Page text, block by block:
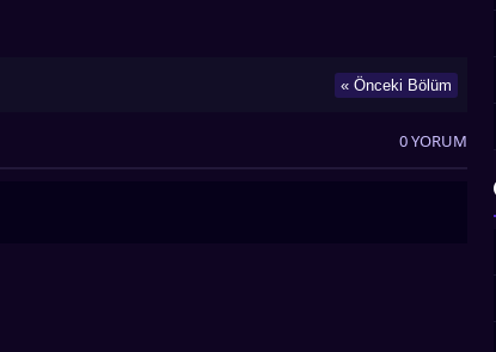
« Önceki Bölüm
0 YORUM